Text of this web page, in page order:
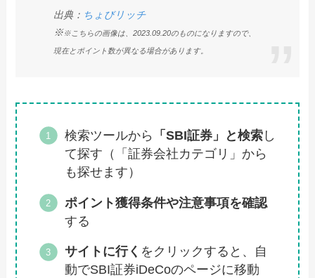
出典： ちょびリッチ
※※こちらの画像は、2023.09.20のものになりますので、
現在とポイント数が異なる場合があります。
検索ツールから 「SBI証券」と検索し
て探す（「証券会社カテゴリ」から
も探せます）
ポイント獲得条件や注意事項を確認
する
サイトに行く をクリックすると、自
動でSBI証券iDeCoのページに移動